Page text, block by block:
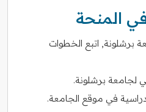
المنحة
اتبع الخطوات
لجامعة برشلونة.
في موقع الجامعة.